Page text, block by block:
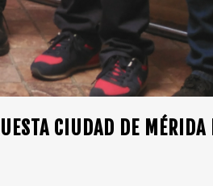
CIUDAD DE MÉRIDA